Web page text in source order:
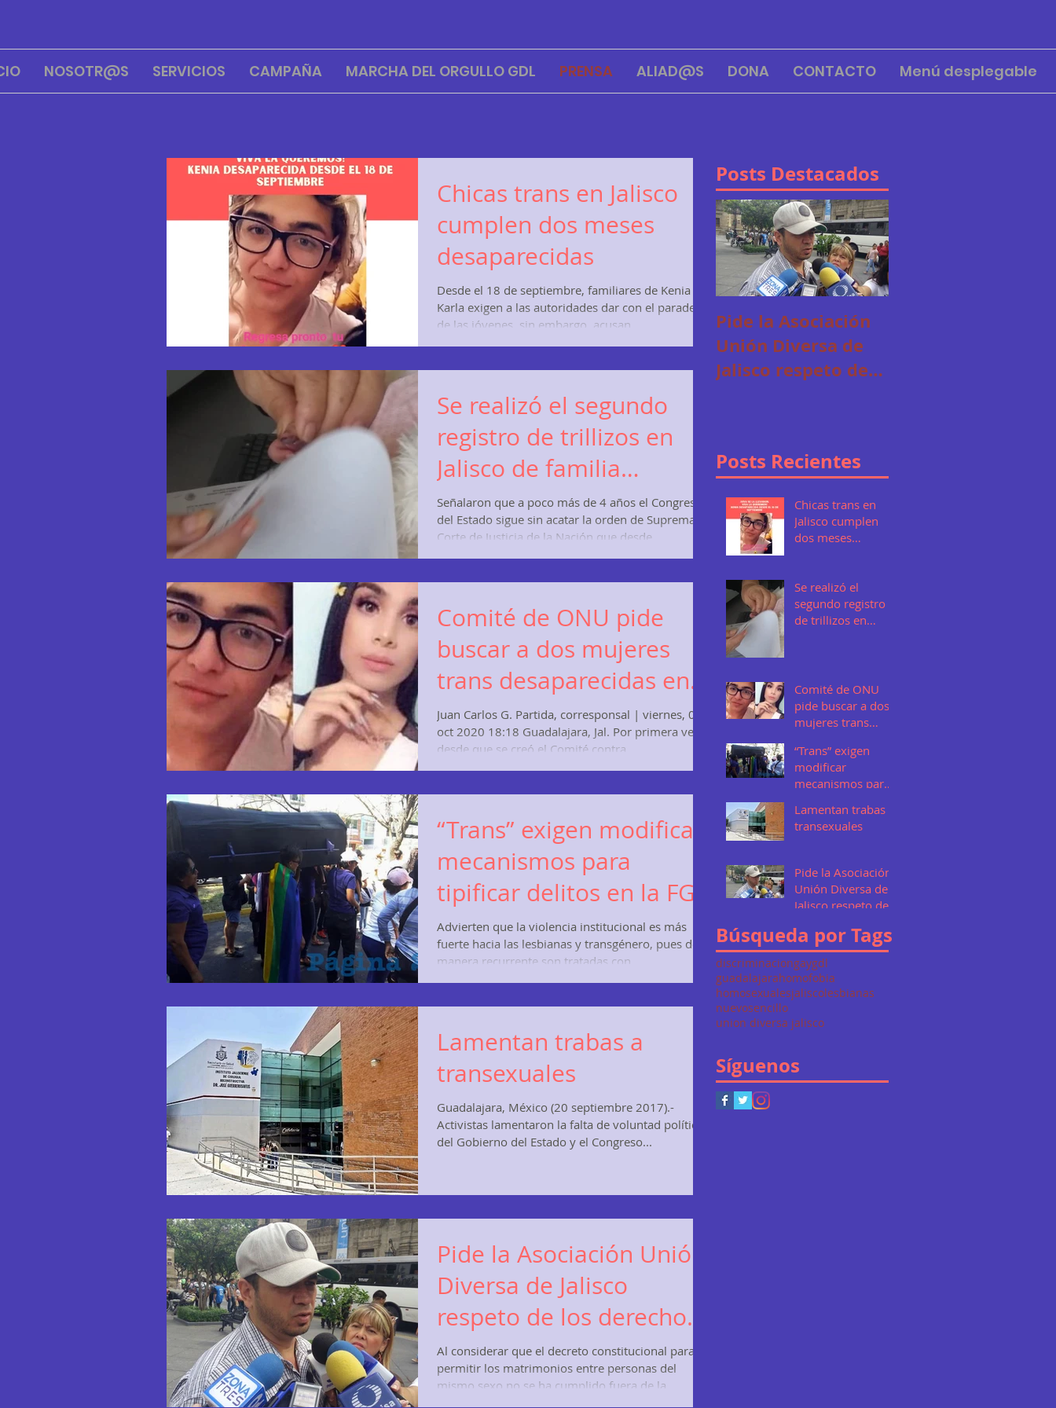
NOSOTR@S SERVICIOS CAMPAÑA MARCHA DEL ORGULLO GDL PRENSA ALIAD@S DONA CONTACTO Menú desplegable
Chicas trans en Jalisco
cumplen dos meses
desaparecidas
Desde el 18 de septiembre, familiares de Kenia y
Karla exigen a las autoridades dar con el paradero
de las jóvenes, sin embargo, acusan...
Se realizó el segundo
registro de trillizos en
Jalisco de familia
lesbomaternales
Señalaron que a poco más de 4 años el Congreso
del Estado sigue sin acatar la orden de Suprema
Corte de Justicia de la Nación que desde...
Comité de ONU pide
buscar a dos mujeres
trans desaparecidas en
Jalisco
Juan Carlos G. Partida, corresponsal | viernes, 09
oct 2020 18:18 Guadalajara, Jal. Por primera vez
desde que se creó el Comité contra...
“Trans” exigen modificar
mecanismos para
tipificar delitos en la FGE
Advierten que la violencia institucional es más
fuerte hacia las lesbianas y transgénero, pues de
manera recurrente son tratadas con...
Lamentan trabas a
transexuales
Guadalajara, México (20 septiembre 2017).-
Activistas lamentaron la falta de voluntad política
del Gobierno del Estado y el Congreso...
Pide la Asociación Unión
Diversa de Jalisco
respeto de los derechos
humanos
Al considerar que el decreto constitucional para
permitir los matrimonios entre personas del
mismo sexo no se ha cumplido fuera de la...
Posts Destacados
Pide la Asociación
Unión Diversa de
Jalisco respeto de
Posts Recientes
Chicas trans en
Jalisco cumplen
dos meses
Se realizó el
segundo registro
de trillizos en
Comité de ONU
pide buscar a dos
mujeres trans
Jalisco
“Trans” exigen
modificar
mecanismos para
la FGE
Lamentan trabas a
transexuales
Pide la Asociación
Unión Diversa de
Jalisco respeto de
humanos
Búsqueda por Tags
discriminaciongaygdl
guadalajarahomofobia
homosexualesjaliscolesbianas
nuevosencillo
union diversa jalisco
Síguenos